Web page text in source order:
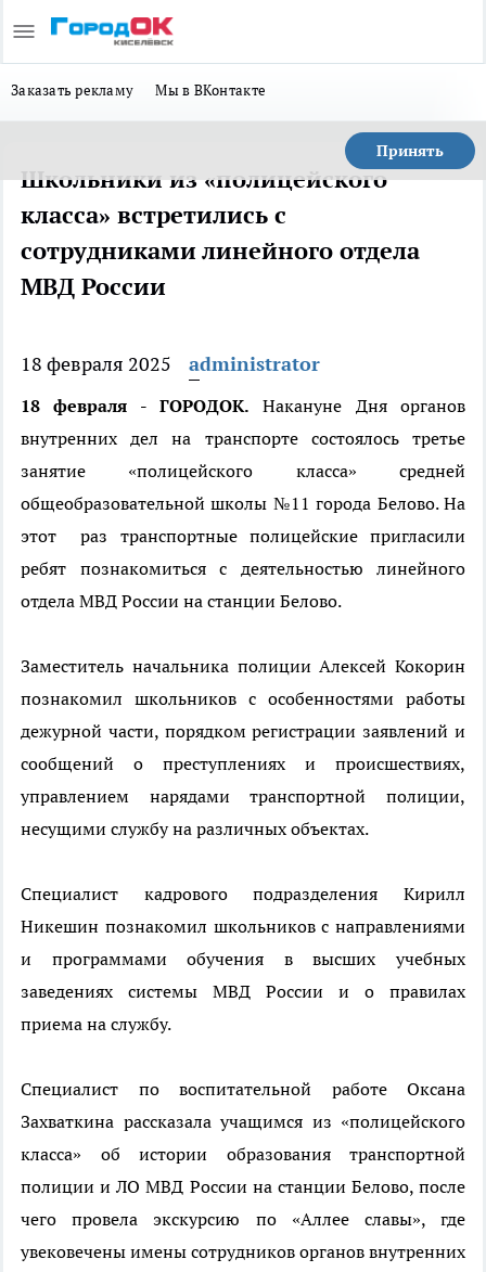
Заказать рекламу Мы в ВКонтакте
Принять
Школьники из «полицейского
класса» встретились с
сотрудниками линейного отдела
МВД России
18 февраля 2025 administrator
18 февраля - ГОРОДОК. Накануне Дня органов
внутренних дел на транспорте состоялось третье
занятие «полицейского класса» средней
общеобразовательной школы №11 города Белово. На
этот раз транспортные полицейские пригласили
ребят познакомиться с деятельностью линейного
отдела МВД России на станции Белово.
Заместитель начальника полиции Алексей Кокорин
познакомил школьников с особенностями работы
дежурной части, порядком регистрации заявлений и
сообщений о преступлениях и происшествиях,
управлением нарядами транспортной полиции,
несущими службу на различных объектах.
Специалист кадрового подразделения Кирилл
Никешин познакомил школьников с направлениями
и программами обучения в высших учебных
заведениях системы МВД России и о правилах
приема на службу.
Специалист по воспитательной работе Оксана
Захваткина рассказала учащимся из «полицейского
класса» об истории образования транспортной
полиции и ЛО МВД России на станции Белово, после
чего провела экскурсию по «Аллее славы», где
увековечены имены сотрудников органов внутренних